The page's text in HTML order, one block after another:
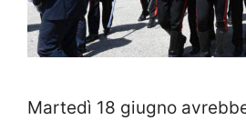
Martedì 18 giugno